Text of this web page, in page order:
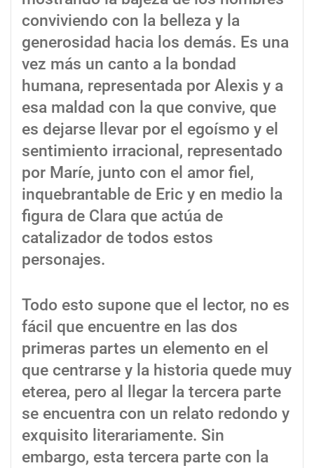
conviviendo con la belleza y la
generosidad hacia los demás. Es una
vez más un canto a la bondad
humana, representada por Alexis y a
esa maldad con la que convive, que
es dejarse llevar por el egoísmo y el
sentimiento irracional, representado
por Maríe, junto con el amor fiel,
inquebrantable de Eric y en medio la
figura de Clara que actúa de
catalizador de todos estos
personajes.
Todo esto supone que el lector, no es
fácil que encuentre en las dos
primeras partes un elemento en el
que centrarse y la historia quede muy
eterea, pero al llegar la tercera parte
se encuentra con un relato redondo y
exquisito literariamente. Sin
embargo, esta tercera parte con la